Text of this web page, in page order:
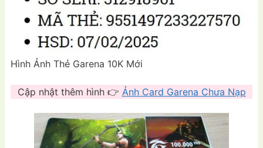
Hình Ảnh Thẻ Garena 10K Mới
Cập nhật thêm hình 👉 Ảnh Card Garena Chưa Nạp